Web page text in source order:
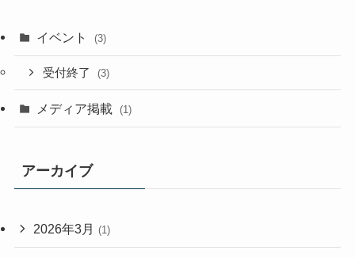
イベント (3)
受付終了 (3)
メディア掲載 (1)
アーカイブ
2026年3月 (1)